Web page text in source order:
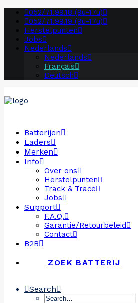
052/71.99.18 (9u-17u)
052/71.99.19 (9u-17u)
Herstelpunten
Jobs
Nederlands
Nederlands
Français
Deutsch
Batterijen
Laders
Merken
Info
Over ons
Herstelpunten
Track & Trace
Jobs
Support
F.A.Q.
Garantie/Retourbeleid
Contact
B2B
ZOEK BATTERIJ
Search